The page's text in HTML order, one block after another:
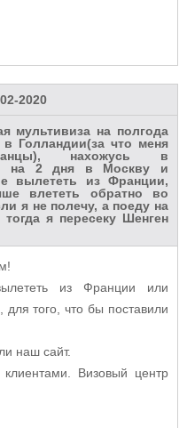
2020
мультивиза на полгода
Голландии(за что меня
нахожусь в
на 2 дня в Москву и
вылететь из Франции,
влететь обратно во
я не полечу, а поеду на
я пересеку Шенген
из Франции или
того, что бы поставили
наш сайт.
Визовый центр